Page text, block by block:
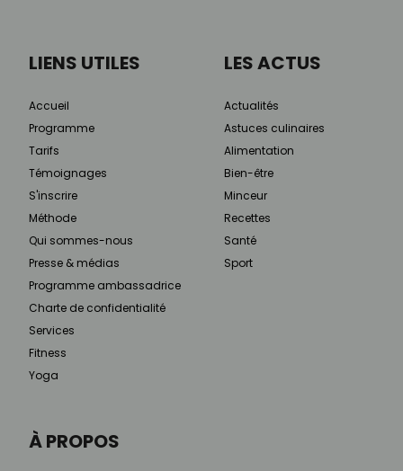
À PROPOS
LIENS UTILES
Accueil
Programme
Tarifs
Témoignages
S'inscrire
Méthode
Qui sommes-nous
Presse & médias
Programme ambassadrice
Charte de confidentialité
Services
Fitness
Yoga
LES ACTUS
Actualités
Astuces culinaires
Alimentation
Bien-être
Minceur
Recettes
Santé
Sport